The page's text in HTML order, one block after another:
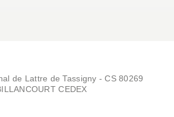
de Lattre de Tassigny - CS 80269
CEDEX